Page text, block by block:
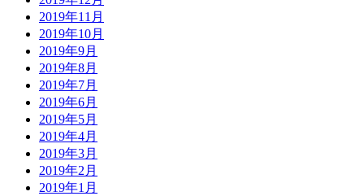
2019年11月
2019年10月
2019年9月
2019年8月
2019年7月
2019年6月
2019年5月
2019年4月
2019年3月
2019年2月
2019年1月